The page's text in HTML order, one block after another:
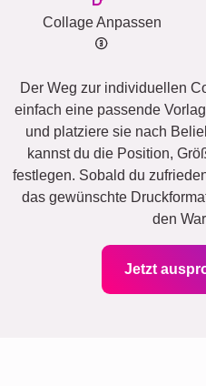
Collage Anpassen
Der Weg zur individuellen
einfach eine passende
und platziere sie nach
kannst du die Position,
festlegen. Sobald du
das gewünschte
den
Jetzt